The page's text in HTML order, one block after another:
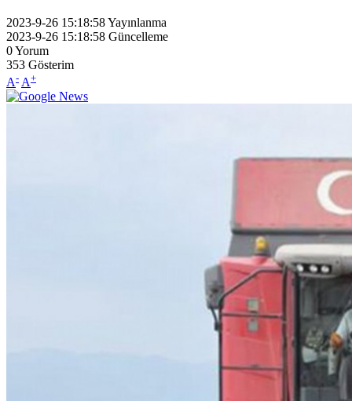
2023-9-26 15:18:58Yayınlanma
2023-9-26 15:18:58 Güncelleme
0Yorum
353 Gösterim
A- A+